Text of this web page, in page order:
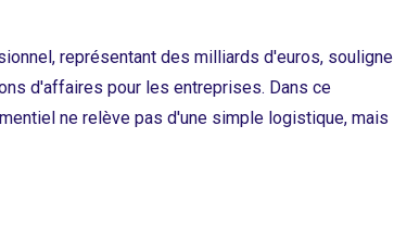
représentant des milliards d'euros, souligne
d'affaires pour les entreprises. Dans ce
ne relève pas d'une simple logistique, mais